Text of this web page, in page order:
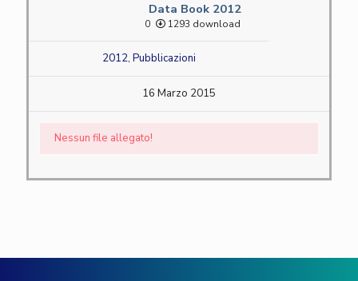
Data Book 2012
0 1293 download
2012, Pubblicazioni
16 Marzo 2015
Nessun file allegato!